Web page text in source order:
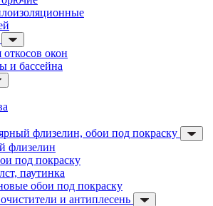
откосов окон
и бассейна
флизелин, обои под покраску
флизелин
под покраску
паутинка
обои под покраску
и антиплесень